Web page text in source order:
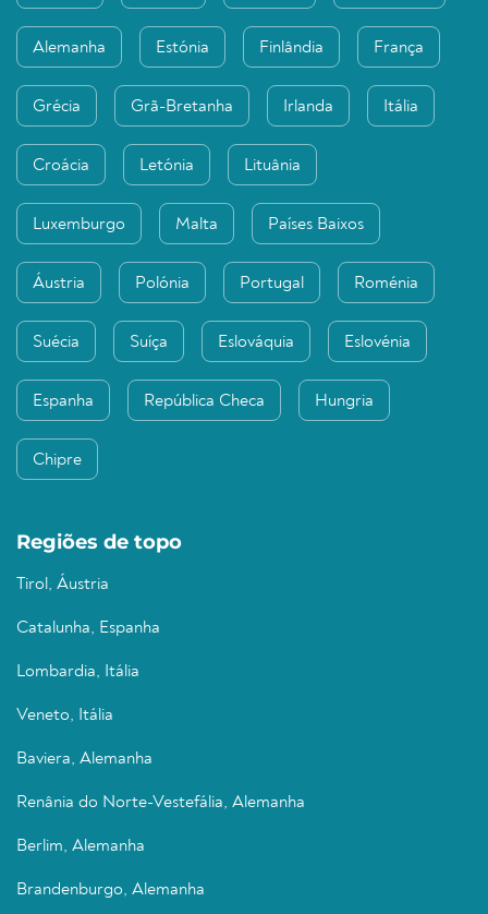
Alemanha Estónia Finlândia França
Grécia Grã-Bretanha Irlanda Itália
Croácia Letónia Lituânia
Luxemburgo Malta Países Baixos
Áustria Polónia Portugal Roménia
Suécia Suíça Eslováquia Eslovénia
Espanha República Checa Hungria
Chipre
Regiões de topo
Tirol, Áustria
Catalunha, Espanha
Lombardia, Itália
Veneto, Itália
Baviera, Alemanha
Renânia do Norte-Vestefália, Alemanha
Berlim, Alemanha
Brandenburgo, Alemanha